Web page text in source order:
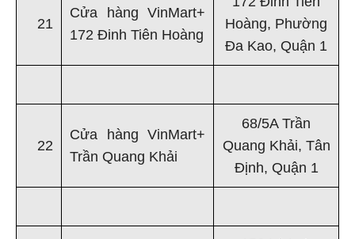
21
Cửa hàng VinMart+
172 Đinh Tiên Hoàng
172 Đinh Tiên
Hoàng, Phường
Đa Kao, Quận 1
22
Cửa hàng VinMart+
Trần Quang Khải
68/5A Trần
Quang Khải, Tân
Định, Quận 1